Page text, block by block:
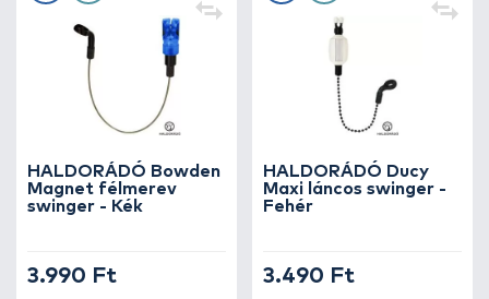
HALDORÁDÓ Bowden
Magnet félmerev
swinger - Kék
3.990 Ft
HALDORÁDÓ Ducy
Maxi láncos swinger -
Fehér
3.490 Ft